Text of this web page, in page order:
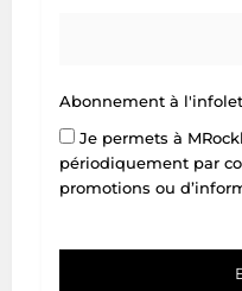
Abonnement à
Je permets à
périodiquement par
promotions ou